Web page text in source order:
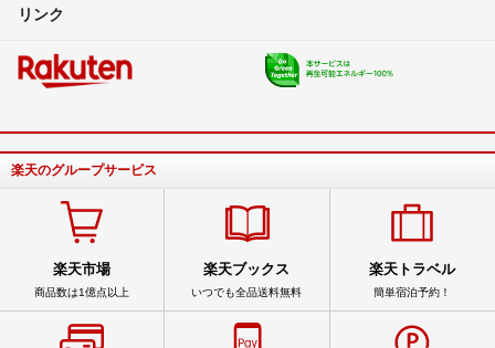
リンク
楽天のグループサービス
楽天市場
商品数は1億点以上
楽天ブックス
いつでも全品送料無料
楽天トラベル
簡単宿泊予約！